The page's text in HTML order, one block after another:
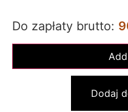
Do zapłaty brutto:
Dodaj